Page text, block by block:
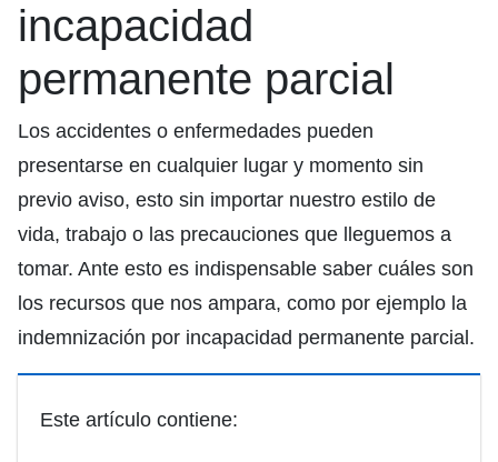
incapacidad
permanente parcial
Los accidentes o enfermedades pueden
presentarse en cualquier lugar y momento sin
previo aviso, esto sin importar nuestro estilo de
vida, trabajo o las precauciones que lleguemos a
tomar. Ante esto es indispensable saber cuáles son
los recursos que nos ampara, como por ejemplo la
indemnización por incapacidad permanente parcial.
Este artículo contiene: